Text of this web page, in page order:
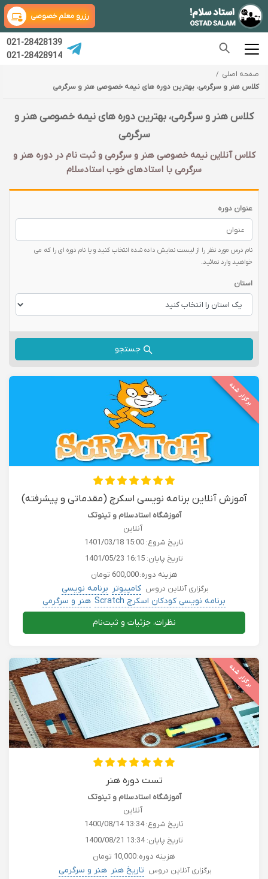
رزرو معلم خصوصی
021-28428139
021-28428914
صفحه اصلی
کلاس هنر و سرگرمی، بهترین دوره های نیمه خصوصی هنر و سرگرمی
کلاس هنر و سرگرمی، بهترین دوره های نیمه خصوصی هنر و
سرگرمی
کلاس آنلاین نیمه خصوصی هنر و سرگرمی و ثبت نام در دوره هنر و
سرگرمی با‌ استادهای خوب استادسلام
عنوان دوره
نام درس مورد نظر را از لیست نمایش داده شده انتخاب کنید و یا نام دوره ای را که می
خواهید وارد نمائید.
استان
جستجو
برگزار شده
آموزش آنلاین برنامه نویسی اسکرچ (مقدماتی و پیشرفته)
آموزشگاه استادسلام و تینوتک
آنلاین
تاریخ شروع: 1401/03/18 15:00
تاریخ پایان: 1401/05/23 16:15
هزینه دوره:600,000 تومان
برگزاری آنلاین دروس کامپیوتر برنامه نویسی
برنامه نویسی کودکان اسکرچ Scratch
هنر و سرگرمی
کامپیوتر حسابداری بورس کریپتو کودک و خردسال
نظرات، جزئیات و ثبت‌نام
برگزار شده
تست دوره هنر
آموزشگاه استادسلام و تینوتک
آنلاین
تاریخ شروع:1400/08/14 13:34
تاریخ پایان:1400/08/21 13:34
هزینه دوره:10,000 تومان
برگزاری آنلاین دروس تاریخ هنر هنر و سرگرمی